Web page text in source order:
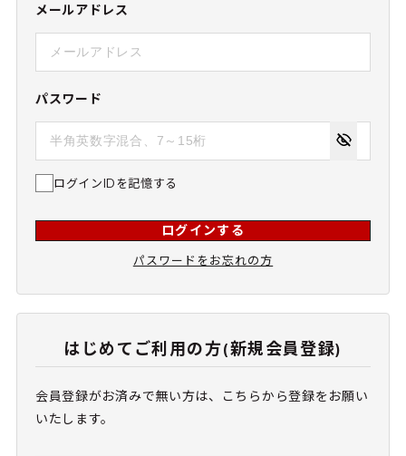
メールアドレス
パスワード
ログインIDを記憶する
ログインする
パスワードをお忘れの方
はじめてご利用の方(新規会員登録)
会員登録がお済みで無い方は、こちらから登録をお願い
いたします。